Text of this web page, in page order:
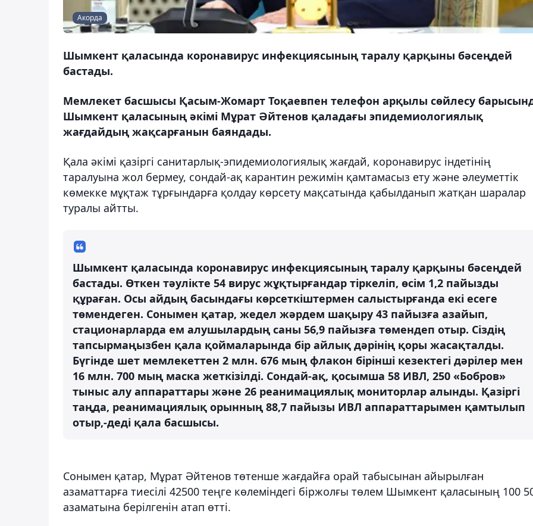
Акорда
Шымкент қаласында коронавирус инфекциясының таралу қарқыны бәсеңдей
бастады.
Мемлекет басшысы Қасым-Жомарт Тоқаевпен телефон арқылы сөйлесу
Шымкент қаласының әкімі Мұрат Әйтенов қаладағы эпидемиологиялық
жағдайдың жақсарғанын баяндады.
Қала әкімі қазіргі санитарлық-эпидемиологиялық жағдай, коронавирус індетінің
таралуына жол бермеу, сондай-ақ карантин режимін қамтамасыз ету және әлеуметтік
көмекке мұқтаж тұрғындарға қолдау көрсету мақсатында қабылданып жатқан шаралар
туралы айтты.
Шымкент қаласында коронавирус инфекциясының таралу қарқыны бәсеңдей
бастады. Өткен тәулікте 54 вирус жұқтырғандар тіркеліп, өсім 1,2 пайызды
құраған. Осы айдың басындағы көрсеткіштермен салыстырғанда екі есеге
төмендеген. Сонымен қатар, жедел жәрдем шақыру 43 пайызға азайып,
стационарларда ем алушылардың саны 56,9 пайызға төмендеп отыр. Сіздің
тапсырмаңызбен қала қоймаларында бір айлық дәрінің қоры жасақталды.
Бүгінде шет мемлекеттен 2 млн. 676 мың флакон бірінші кезектегі дәрілер мен
16 млн. 700 мың маска жеткізілді. Сондай-ақ, қосымша 58 ИВЛ, 250 «Бобров»
тыныс алу аппараттары және 26 реанимациялық мониторлар алынды. Қазіргі
таңда, реанимациялық орынның 88,7 пайызы ИВЛ аппараттарымен қамтылып
отыр,-деді қала басшысы.
Сонымен қатар, Мұрат Әйтенов төтенше жағдайға орай табысынан айырылған
азаматтарға тиесілі 42500 теңге көлеміндегі біржолғы төлем Шымкент қаласының 100
азаматына берілгенін атап өтті.